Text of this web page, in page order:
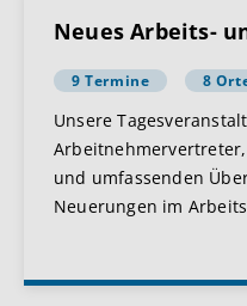
Neues Arbeits-
9 Termine 8
Unsere
und umfassenden
Neuerungen im